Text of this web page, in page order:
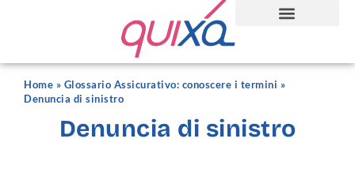
Home » Glossario Assicurativo: conoscere i termini »
Denuncia di sinistro
Denuncia di sinistro